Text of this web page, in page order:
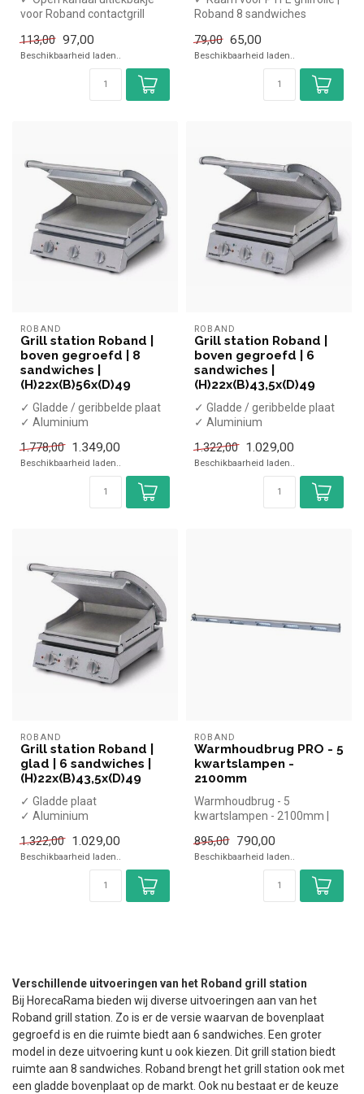
voor Roband contactgrill
113,00 97,00
Beschikbaarheid laden..
Roband 8 sandwiches
79,00 65,00
Beschikbaarheid laden..
ROBAND
Grill station Roband |
boven gegroefd | 8
sandwiches |
(H)22x(B)56x(D)49
✓ Gladde / geribbelde plaat
✓ Aluminium
✓ 2,99 kW
1.778,00 1.349,00
Beschikbaarheid laden..
ROBAND
Grill station Roband |
boven gegroefd | 6
sandwiches |
(H)22x(B)43,5x(D)49
✓ Gladde / geribbelde plaat
✓ Aluminium
✓ 2,2 kW
1.322,00 1.029,00
Beschikbaarheid laden..
ROBAND
Grill station Roband |
glad | 6 sandwiches |
(H)22x(B)43,5x(D)49
✓ Gladde plaat
✓ Aluminium
✓ 2,2 kW
1.322,00 1.029,00
Beschikbaarheid laden..
ROBAND
Warmhoudbrug PRO - 5
kwartslampen -
2100mm
Warmhoudbrug - 5
kwartslampen - 2100mm |
de horeca....
895,00 790,00
Beschikbaarheid laden..
Verschillende uitvoeringen van het Roband grill station
Bij HorecaRama bieden wij diverse uitvoeringen aan van het
Roband grill station. Zo is er de versie waarvan de bovenplaat
gegroefd is en die ruimte biedt aan 6 sandwiches. Een groter
model in deze uitvoering kunt u ook kiezen. Dit grill station biedt
ruimte aan 8 sandwiches. Roband brengt het grill station ook met
een gladde bovenplaat op de markt. Ook nu bestaat er de keuze